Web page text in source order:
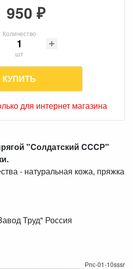
950 ₽
Количество
шт
КУПИТЬ
для интернет магазина
"Cолдатский CCCР"
- натуральная кожа, пряжка
Труд" Россия
Рпс-01-10sssr